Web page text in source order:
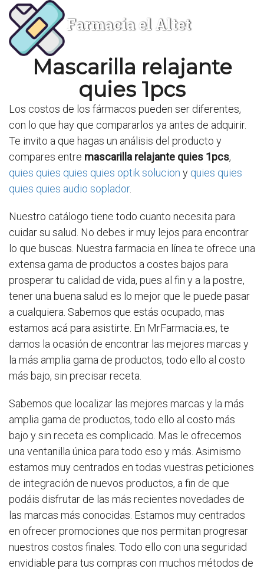
Farmacia el Altet
Mascarilla relajante
quies 1pcs
Los costos de los fármacos pueden ser diferentes,
con lo que hay que compararlos ya antes de adquirir.
Te invito a que hagas un análisis del producto y
compares entre mascarilla relajante quies 1pcs,
quies quies quies quies optik solucion y quies quies
quies quies audio soplador.
Nuestro catálogo tiene todo cuanto necesita para
cuidar su salud. No debes ir muy lejos para encontrar
lo que buscas. Nuestra farmacia en línea te ofrece una
extensa gama de productos a costes bajos para
prosperar tu calidad de vida, pues al fin y a la postre,
tener una buena salud es lo mejor que le puede pasar
a cualquiera. Sabemos que estás ocupado, mas
estamos acá para asistirte. En MrFarmacia.es, te
damos la ocasión de encontrar las mejores marcas y
la más amplia gama de productos, todo ello al costo
más bajo, sin precisar receta.
Sabemos que localizar las mejores marcas y la más
amplia gama de productos, todo ello al costo más
bajo y sin receta es complicado. Mas le ofrecemos
una ventanilla única para todo eso y más. Asimismo
estamos muy centrados en todas vuestras peticiones
de integración de nuevos productos, a fin de que
podáis disfrutar de las más recientes novedades de
las marcas más conocidas. Estamos muy centrados
en ofrecer promociones que nos permitan progresar
nuestros costos finales. Todo ello con una seguridad
envidiable para tus compras con muchos métodos de